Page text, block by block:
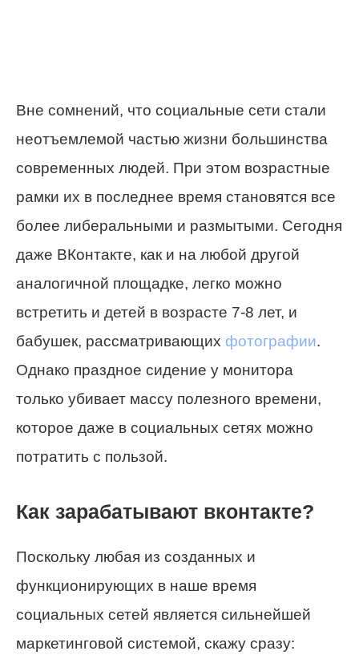
Вне сомнений, что социальные сети стали
неотъемлемой частью жизни большинства
современных людей. При этом возрастные
рамки их в последнее время становятся все
более либеральными и размытыми. Сегодня
даже ВКонтакте, как и на любой другой
аналогичной площадке, легко можно
встретить и детей в возрасте 7-8 лет, и
бабушек, рассматривающих фотографии.
Однако праздное сидение у монитора
только убивает массу полезного времени,
которое даже в социальных сетях можно
потратить с пользой.
Как зарабатывают вконтакте?
Поскольку любая из созданных и
функционирующих в наше время
социальных сетей является сильнейшей
маркетинговой системой, скажу сразу: